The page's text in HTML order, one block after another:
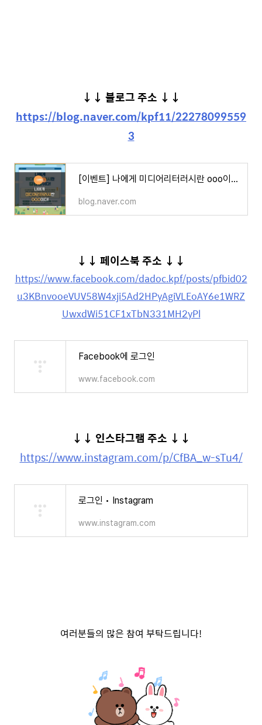
↓ ↓ 블로그 주소 ↓ ↓
https://blog.naver.com/kpf11/22278099559
3
[이벤트] 나에게 미디어리터러시란 ooo이다!
blog.naver.com
↓ ↓ 페이스북 주소 ↓ ↓
https://www.facebook.com/dadoc.kpf/posts/pfbid02
u3KBnvooeVUV58W4xji5Ad2HPyAgiVLEoAY6e1WRZ
UwxdWi51CF1xTbN331MH2yPl
Facebook에 로그인
www.facebook.com
↓ ↓ 인스타그램 주소 ↓ ↓
https://www.instagram.com/p/CfBA_w-sTu4/
로그인 • Instagram
www.instagram.com
여러분들의 많은 참여 부탁드립니다!